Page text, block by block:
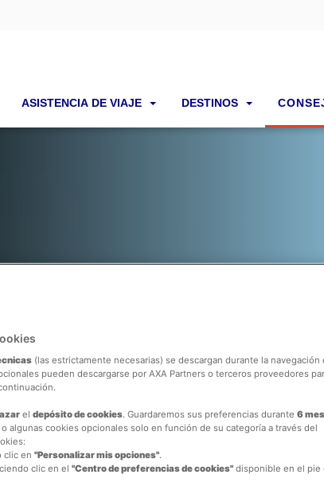
ASISTENCIA DE VIAJE DESTINOS
botiquín de viaje
(las estrictamente necesarias) se descargan durante la navegación
pueden descargarse por AXA Partners o terceros proveedores
el depósito de cookies. Guardaremos sus preferencias durante 6
algunas cookies opcionales solo en función de su categoría a través del
clic en"Personalizar mis opciones".
clic en el"Centro de preferencias de cookies" disponible en el pie